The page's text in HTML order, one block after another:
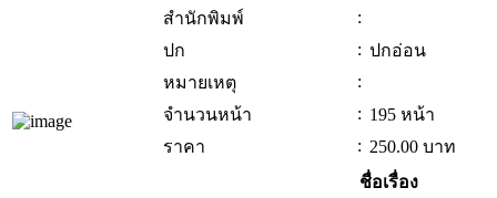
สำนักพิมพ์
:
ปก
: ปกอ่อน
หมายเหตุ
:
จำนวนหน้า
: 195 หน้า
ราคา
: 250.00 บาท
ชื่อเรื่อง